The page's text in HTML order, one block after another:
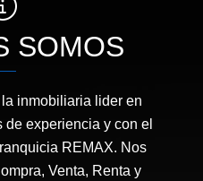
SOMOS
inmobiliaria lider en
experiencia y con el
REMAX. Nos
Venta, Renta y